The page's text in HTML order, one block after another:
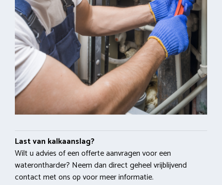
Last van kalkaanslag?
Wilt u advies of een offerte aanvragen voor een
waterontharder? Neem dan direct geheel vrijblijvend
contact met ons op voor meer informatie.